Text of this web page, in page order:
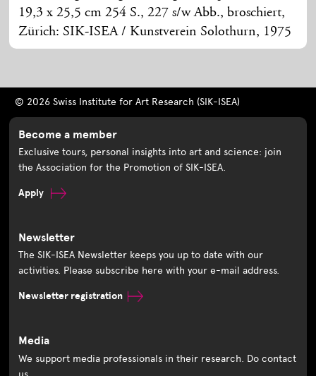
19,3 x 25,5 cm 254 S., 227 s/w Abb., broschiert,
Zürich: SIK-ISEA / Kunstverein Solothurn, 1975
© 2026 Swiss Institute for Art Research (SIK-ISEA)
Become a member
Exclusive tours, personal insights into art and science: join
the Association for the Promotion of SIK-ISEA.
Apply
Newsletter
The SIK-ISEA Newsletter keeps you up to date with our
activities. Please subscribe here with your e-mail address.
Newsletter registration
Media
We support media professionals in their research. Do contact